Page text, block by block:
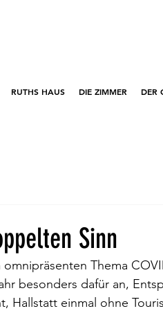
RUTHS HAUS DIE ZIMMER DER
Sinn
Thema
besonders dafür an,
Hallstatt einmal ohne